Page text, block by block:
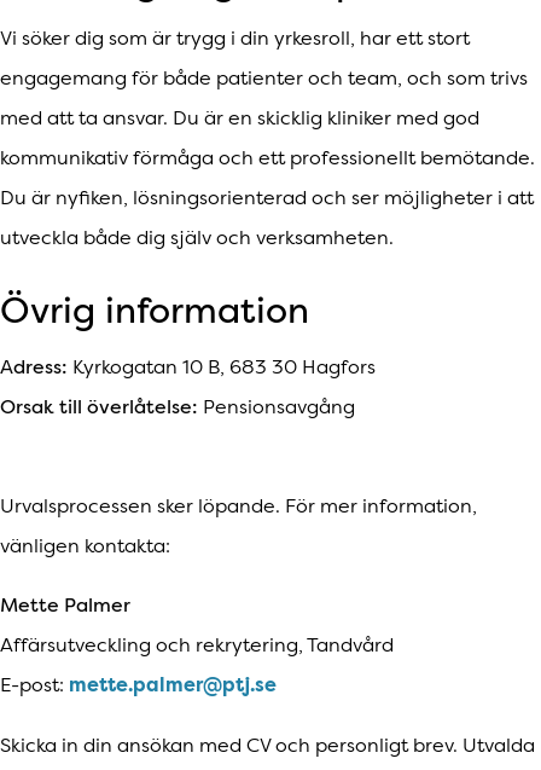
Vi söker dig som är trygg i din yrkesroll, har ett stort
engagemang för både patienter och team, och som trivs
med att ta ansvar. Du är en skicklig kliniker med god
kommunikativ förmåga och ett professionellt bemötande.
Du är nyfiken, lösningsorienterad och ser möjligheter i att
utveckla både dig själv och verksamheten.
Övrig information
Adress: Kyrkogatan 10 B, 683 30 Hagfors
Orsak till överlåtelse: Pensionsavgång
Urvalsprocessen sker löpande. För mer information,
vänligen kontakta:
Mette Palmer
Affärsutveckling och rekrytering, Tandvård
E-post: mette.palmer@ptj.se
Skicka in din ansökan med CV och personligt brev. Utvalda